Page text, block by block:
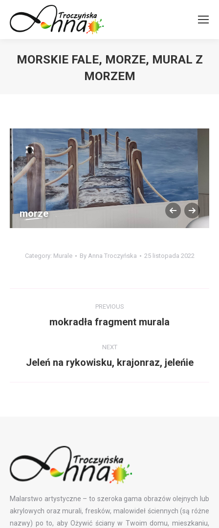
MORSKIE FALE, MORZE, MURAL Z
MORZEM
morze
Category: Murale By Anna Troczyńska 25 listopada 2022
navigation
PREVIOUS
Previous
mokradła fragment murala
NEXT
Next
Jeleń na rykowisku, krajonraz, jeleńie
Malarstwo artystyczne – to szeroka gama obrazów olejnych lub
akrylowych oraz murali, fresków, malowideł ściennych (są różne
nazwy) po to, aby Ożywić ściany w Twoim domu, mieszkaniu,